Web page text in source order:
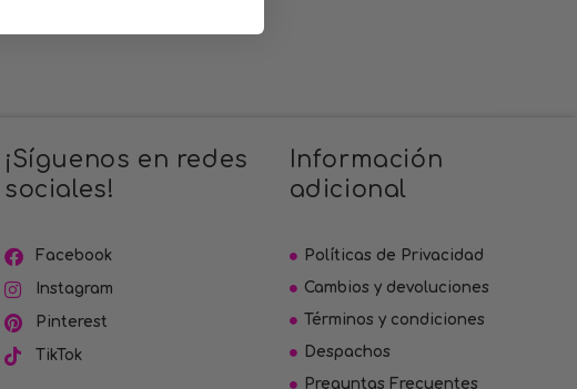
¡Síguenos en redes
sociales!
Facebook
Instagram
Pinterest
TikTok
Información
adicional
Políticas de Privacidad
Cambios y devoluciones
Términos y condiciones
Despachos
Preguntas Frecuentes